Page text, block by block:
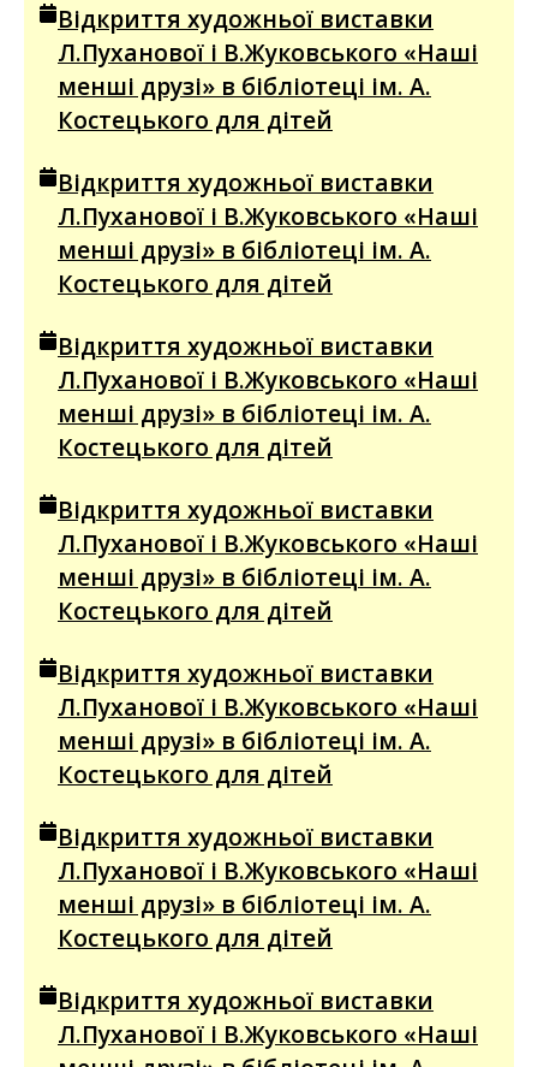
Відкриття художньої виставки
Л.Пуханової і В.Жуковського «Наші
менші друзі» в бібліотеці ім. А.
Костецького для дітей
Відкриття художньої виставки
Л.Пуханової і В.Жуковського «Наші
менші друзі» в бібліотеці ім. А.
Костецького для дітей
Відкриття художньої виставки
Л.Пуханової і В.Жуковського «Наші
менші друзі» в бібліотеці ім. А.
Костецького для дітей
Відкриття художньої виставки
Л.Пуханової і В.Жуковського «Наші
менші друзі» в бібліотеці ім. А.
Костецького для дітей
Відкриття художньої виставки
Л.Пуханової і В.Жуковського «Наші
менші друзі» в бібліотеці ім. А.
Костецького для дітей
Відкриття художньої виставки
Л.Пуханової і В.Жуковського «Наші
менші друзі» в бібліотеці ім. А.
Костецького для дітей
Відкриття художньої виставки
Л.Пуханової і В.Жуковського «Наші